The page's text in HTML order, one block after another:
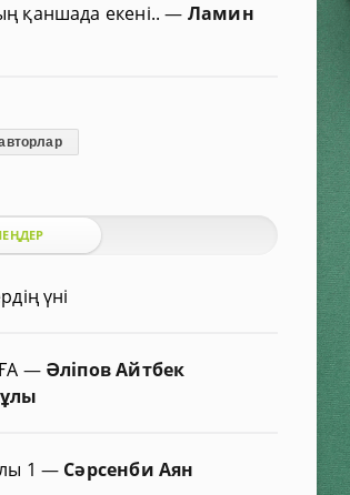
қаншада екені..— Ламин
үні
— Әліпов Айтбек
1 — Сәрсенби Аян